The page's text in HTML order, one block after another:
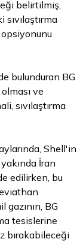
belirtilmiş,
sıvılaştırma
bulunduran BG
ve
sıvılaştırma
Shell'in
İran
edilirken, bu
gazının, BG
tesislerine
bırakabileceği